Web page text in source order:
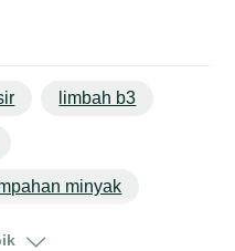
limbah b3
minyak
karawang